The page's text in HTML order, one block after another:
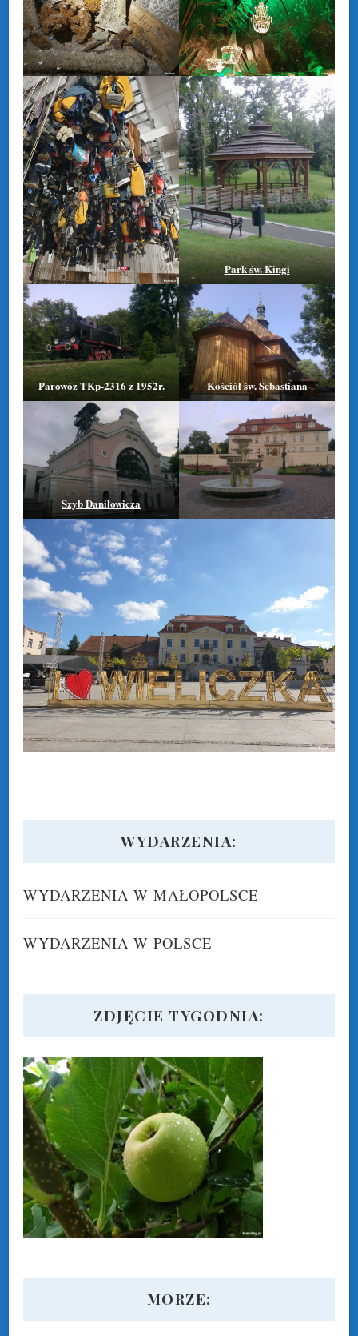
Park św. Kingi
Parowóz TKp-2316 z 1952r. Kościół św. Sebastiana
Szyb Daniłowicza
WYDARZENIA:
WYDARZENIA W MAŁOPOLSCE
WYDARZENIA W POLSCE
ZDJĘCIE TYGODNIA:
MORZE: